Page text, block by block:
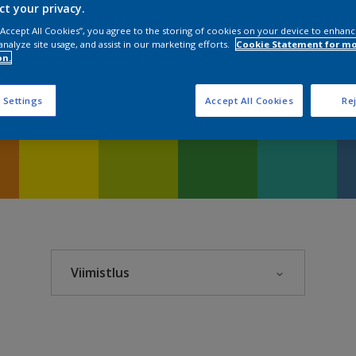
Viimistlus
your privacy.
All Cookies”, you agree to the storing of cookies on your device to
site usage, and assist in our marketing efforts.
Cookie Statement for
Settings Accept All Cookies